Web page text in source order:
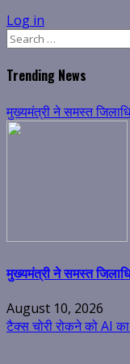
Log in
Search
Trending News
मुख्यमंत्री ने समस्त
मुख्यमंत्री ने समस्त
August 10, 2026
टैक्स चोरी रोकने को AI